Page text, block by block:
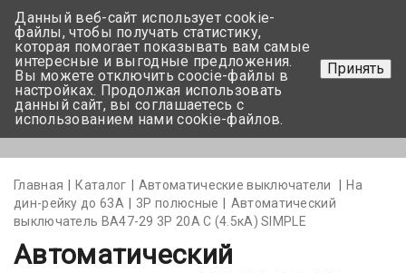
+375 17-350-99-56
+375 44-752-82-08
Задать вопрос
Главная Каталог Автоматические выключатели
На
дин-рейку до 63А
3Р полюсные
Автоматический
выключатель BA47-29 3P 20А С (4.5кА) SIMPLE
Автоматический
Данный веб-сайт использует cookie-
файлы, чтобы получать статистику,
которая помогает показывать вам самые
интересные и выгодные предложения.
Вы можете отключить coocie-файлы в
настройках. Продолжая использовать
данный сайт, вы соглашаетесь с
использованием нами cookie-файлов.
Принять